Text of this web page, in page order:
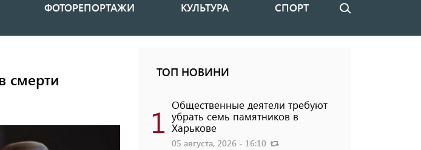
ФОТОРЕПОРТАЖИ КУЛЬТУРА СПОРТ Поиск
смерти
ТОП НОВИНИ
1 Общественные деятели требуют
убрать семь памятников в
Харькове
05 августа, 2026 - 16:10